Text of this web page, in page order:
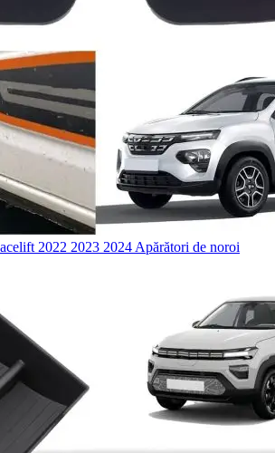
2022 2023 2024 Apărători de noroi